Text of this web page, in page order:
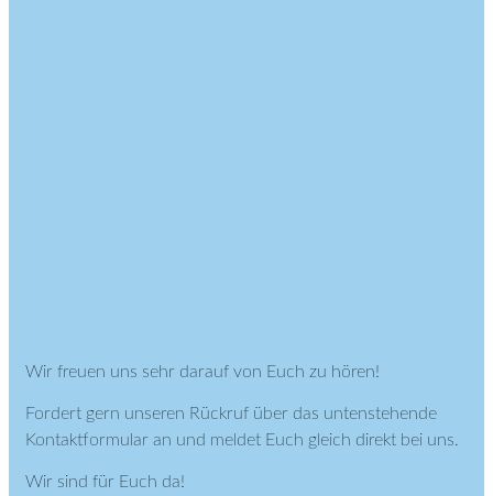
Wir freuen uns sehr darauf von Euch zu hören!
Fordert gern unseren Rückruf über das untenstehende
Kontaktformular an und meldet Euch gleich direkt bei uns.
Wir sind für Euch da!